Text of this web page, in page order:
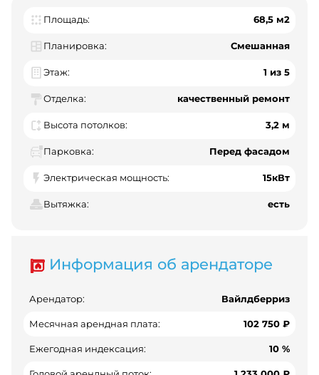
Площадь: 68,5 м2
Планировка: Смешанная
Этаж: 1 из 5
Отделка: качественный ремонт
Высота потолков: 3,2 м
Парковка: Перед фасадом
Электрическая мощность: 15кВт
Вытяжка: есть
Информация об арендаторе
Арендатор: Вайлдберриз
Месячная арендная плата: 102 750 ₽
Ежегодная индексация: 10 %